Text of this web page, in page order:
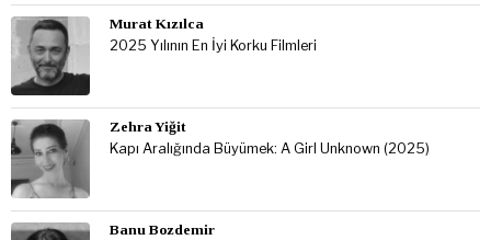
Murat Kızılca
2025 Yılının En İyi Korku Filmleri
Zehra Yiğit
Kapı Aralığında Büyümek: A Girl Unknown (2025)
Banu Bozdemir